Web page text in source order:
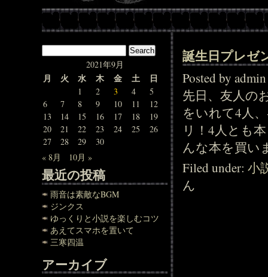
2021年9月
月 火 水 木 金 土 日
1 2 3 4
5
6
7 8 9 10 11
12
13
14 15 16 17 18
19
20
21 22 23 24 25
26
27
28 29
30
« 8月
10月 »
最近の投稿
雨音は素敵なBGM
ジンクス
ゆっくりと小説を楽しむコツ
あえてスマホを置いて
三寒四温
アーカイブ
誕生日プレゼ
Posted by
先日、友人の
をいれて4人
リ！4人とも
んな本を買
Filed under:小
ん